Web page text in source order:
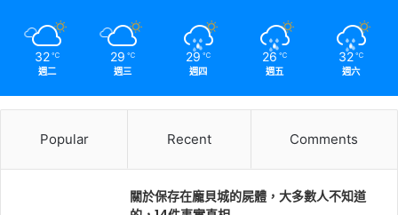
32 ℃
週二
29 ℃
週三
29 ℃
週四
26 ℃
週五
32 ℃
週六
Popular Recent Comments
關於保存在龐貝城的屍體，大多數人不知道